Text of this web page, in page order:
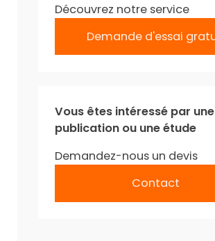
Découvrez notre service
Demande d'essai
Vous êtes intéressé par une
publication ou une étude
Demandez-nous un devis
Contact